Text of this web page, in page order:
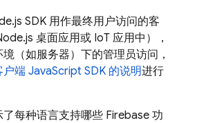
SDK 用作最终用户访问的客
桌面应用或 IoT 应用中），
（如服务器）下的管理员访问，
户端 JavaScript SDK 的说明进行
每种语言支持哪些 Firebase 功